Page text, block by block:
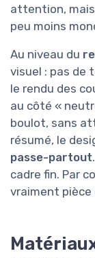
attention,
peu moins
Au niveau du
visuel : pas de
le rendu des
au côté «
boulot, sans
résumé, le
passe-partout
cadre fin. Par
vraiment pièce